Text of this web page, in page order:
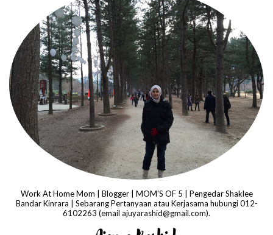
Work At Home Mom | Blogger | MOM'S OF 5 | Pengedar Shaklee
Bandar Kinrara | Sebarang Pertanyaan atau Kerjasama hubungi 012-
6102263 (email ajuyarashid@gmail.com).